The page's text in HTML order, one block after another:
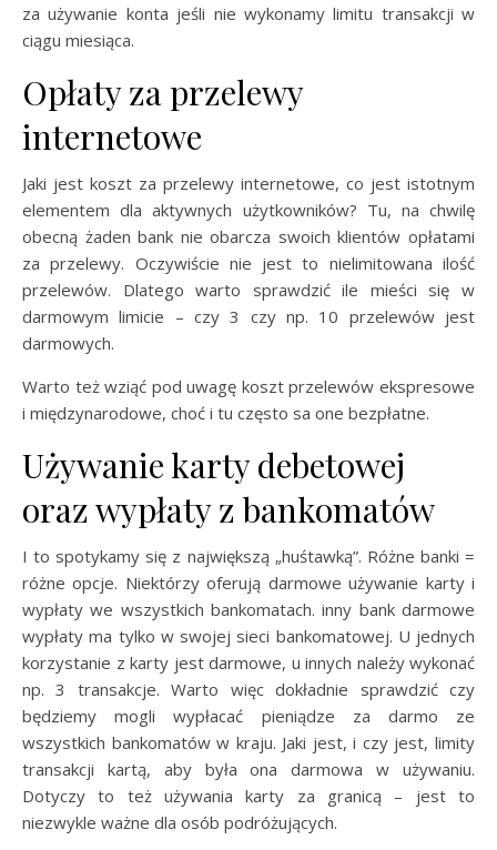
za używanie konta jeśli nie wykonamy limitu transakcji w
ciągu miesiąca.
Opłaty za przelewy
internetowe
Jaki jest koszt za przelewy internetowe, co jest istotnym
elementem dla aktywnych użytkowników? Tu, na chwilę
obecną żaden bank nie obarcza swoich klientów opłatami
za przelewy. Oczywiście nie jest to nielimitowana ilość
przelewów. Dlatego warto sprawdzić ile mieści się w
darmowym limicie – czy 3 czy np. 10 przelewów jest
darmowych.
Warto też wziąć pod uwagę koszt przelewów ekspresowe
i międzynarodowe, choć i tu często sa one bezpłatne.
Używanie karty debetowej
oraz wypłaty z bankomatów
I to spotykamy się z największą „huśtawką”. Różne banki =
różne opcje. Niektórzy oferują darmowe używanie karty i
wypłaty we wszystkich bankomatach. inny bank darmowe
wypłaty ma tylko w swojej sieci bankomatowej. U jednych
korzystanie z karty jest darmowe, u innych należy wykonać
np. 3 transakcje. Warto więc dokładnie sprawdzić czy
będziemy mogli wypłacać pieniądze za darmo ze
wszystkich bankomatów w kraju. Jaki jest, i czy jest, limity
transakcji kartą, aby była ona darmowa w używaniu.
Dotyczy to też używania karty za granicą – jest to
niezwykle ważne dla osób podróżujących.